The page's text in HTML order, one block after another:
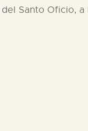
Santo Oficio, a